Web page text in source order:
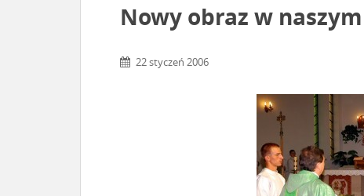
Nowy obraz w
22 styczeń 2006